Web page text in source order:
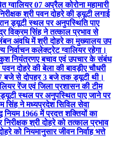
ग्वालियर 07 अप्रैल कोरोना महामारी
श्री पवन दोहरे की ड्यूटी लगाई
ड्यूटी स्थल पर अनुपस्थिति पाए
विक्रम सिंह ने तत्काल प्रभाव से
अवधि में श्री दोहरे का मुख्यालय उप
निर्वाचन कलेक्ट्रेट ग्वालियर रहेगा।
अंकुश नियंत्रणए बचाव एवं उपचार के संबंध
दोहरे की बेला की बावड़ीए चौधरी
7 बजे से दोपहर 3 बजे तक ड्यूटी थी।
रेंज एवं जिला प्रशासन की टीम
ड्यूटी स्थल पर अनुपस्थित पाए जाने पर
सिंह ने मध्यप्रदेश सिविल सेवा
नियम 1966 में प्रदत्त शक्तियों का
श्री दोहरे को तत्काल प्रभाव
को नियमानुसार जीवन निर्वाह भत्ते